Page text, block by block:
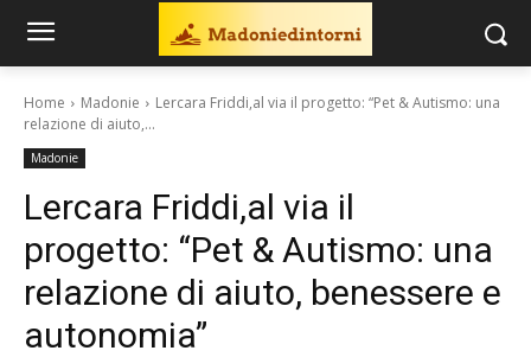
Home Madonie
Lercara Friddi,al via il progetto: “Pet & Autismo: una
relazione di aiuto,...
Madonie
Lercara Friddi,al via il
progetto: “Pet & Autismo: una
relazione di aiuto, benessere e
autonomia”